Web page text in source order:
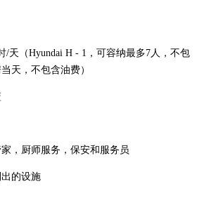
/天（Hyundai H - 1，可容纳最多7人 ， 不包
天，不包含油费）
，厨师服务，保安和服务员
的设施